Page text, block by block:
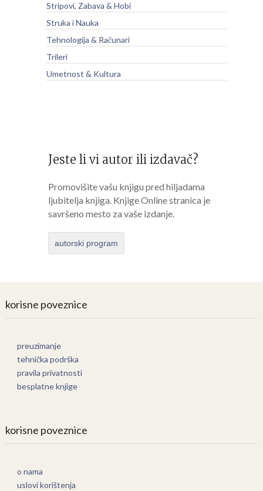
Stripovi, Zabava & Hobi
Struka i Nauka
Tehnologija & Računari
Trileri
Umetnost & Kultura
Jeste li vi autor ili izdavač?
Promovišite vašu knjigu pred hiljadama
ljubitelja knjiga. Knjige Online stranica je
savršeno mesto za vaše izdanje.
autorski program
korisne poveznice
preuzimanje
tehnička podrška
pravila privatnosti
besplatne knjige
korisne poveznice
o nama
uslovi korištenja